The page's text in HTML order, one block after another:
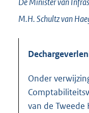
De Minister van
M.H.Schultz van
Onder
van de Tweede